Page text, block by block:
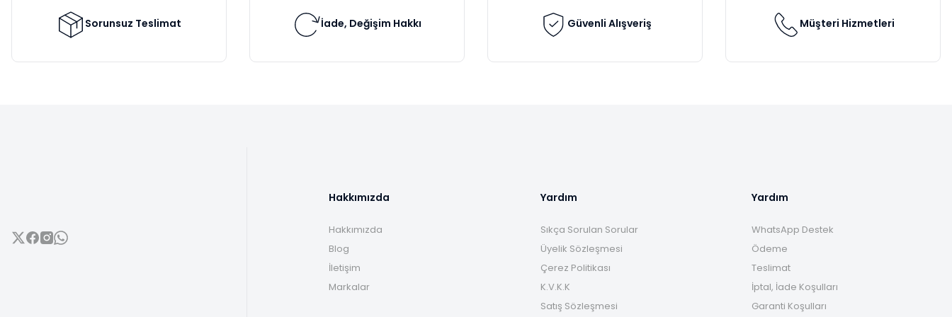
Bu ürüne benzer farklı alternatifler olmalı.
Sorunsuz Teslimat İade, Değişim Hakkı Güvenli Alışveriş Müşteri Hizmetleri
Hakkımızda
Hakkımızda
Blog
İletişim
Markalar
Yardım
Sıkça Sorulan Sorular
Üyelik Sözleşmesi
Çerez Politikası
K.V.K.K
Satış Sözleşmesi
Yardım
WhatsApp Destek
Ödeme
Teslimat
İptal, İade Koşulları
Garanti Koşulları